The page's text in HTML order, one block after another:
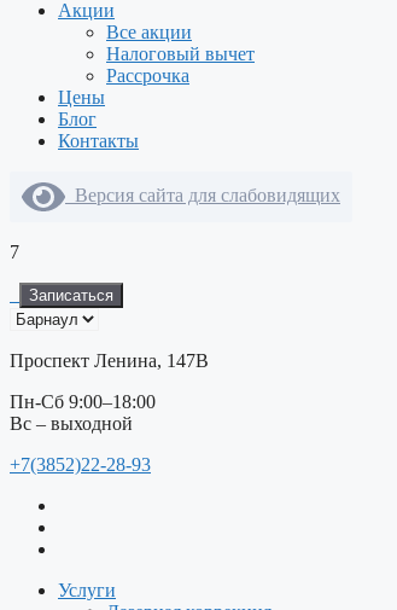
Акции
Все акции
Налоговый вычет
Рассрочка
Цены
Блог
Контакты
Версия сайта для слабовидящих
7
Записаться
Проспект Ленина, 147В
Пн-Сб 9:00–18:00
Вс – выходной
+7(3852)22-28-93
Услуги